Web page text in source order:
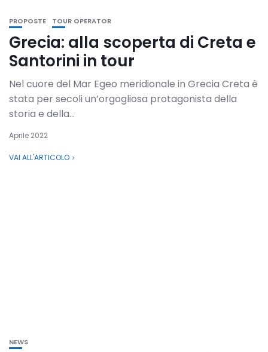
PROPOSTE TOUR OPERATOR
Grecia: alla scoperta di Creta e
Santorini in tour
Nel cuore del Mar Egeo meridionale in Grecia Creta è
stata per secoli un’orgogliosa protagonista della
storia e della...
Aprile 2022
VAI ALL'ARTICOLO
NEWS